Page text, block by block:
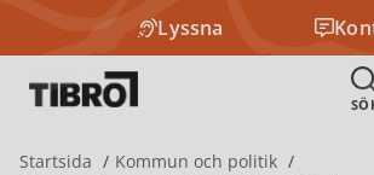
Lyssna
Startsida
Kommun och politik